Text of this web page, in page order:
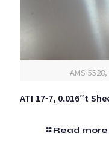
AMS
ATI 17-7, 0.016″t
Read more